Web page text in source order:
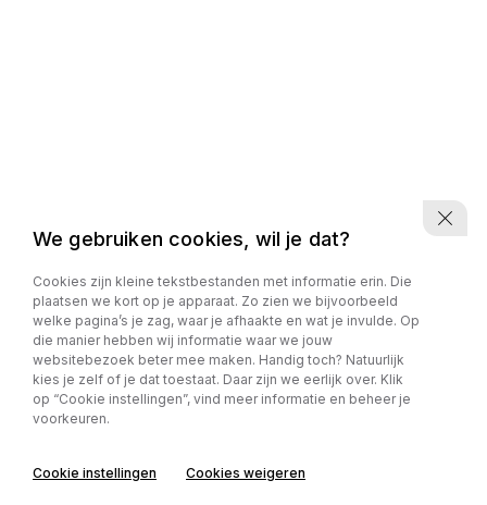
We gebruiken cookies, wil je dat?
Cookies zijn kleine tekstbestanden met informatie erin. Die
plaatsen we kort op je apparaat. Zo zien we bijvoorbeeld
welke pagina’s je zag, waar je afhaakte en wat je invulde. Op
die manier hebben wij informatie waar we jouw
websitebezoek beter mee maken. Handig toch? Natuurlijk
kies je zelf of je dat toestaat. Daar zijn we eerlijk over. Klik
op “Cookie instellingen”, vind meer informatie en beheer je
voorkeuren.
Cookie instellingen Cookies weigeren